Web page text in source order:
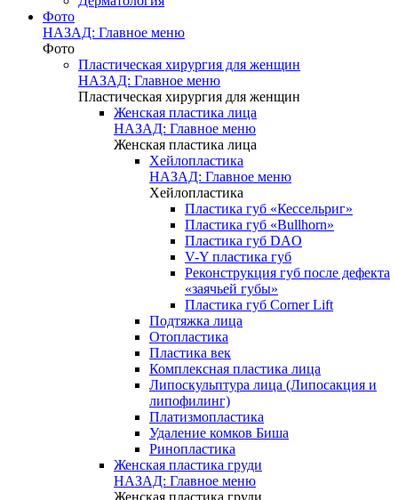
Фото
НАЗАД: Главное меню
Фото
Пластическая хирургия для женщин
НАЗАД: Главное меню
Пластическая хирургия для женщин
Женская пластика лица
НАЗАД: Главное меню
Женская пластика лица
Хейлопластика
НАЗАД: Главное меню
Хейлопластика
Пластика губ «Кессельриг»
Пластика губ «Bullhorn»
Пластика губ DAO
V-Y пластика губ
Реконструкция губ после дефекта
«заячьей губы»
Пластика губ Corner Lift
Подтяжка лица
Отопластика
Пластика век
Комплексная пластика лица
Липоскульптура лица (Липосакция и
липофилинг)
Платизмопластика
Удаление комков Биша
Ринопластика
Женская пластика груди
НАЗАД: Главное меню
Женская пластика груди